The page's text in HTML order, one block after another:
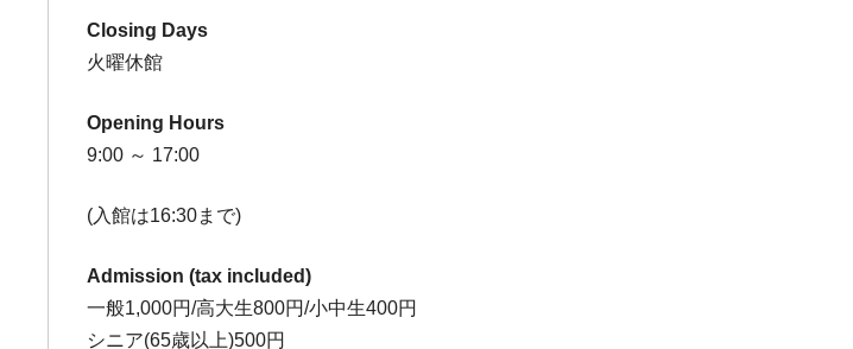
Closing Days
火曜休館
Opening Hours
9:00 ～ 17:00
(入館は16:30まで)
Admission (tax included)
一般1,000円/高大生800円/小中生400円
シニア(65歳以上)500円